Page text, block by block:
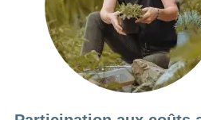
(Apple)
(Google)
premium: